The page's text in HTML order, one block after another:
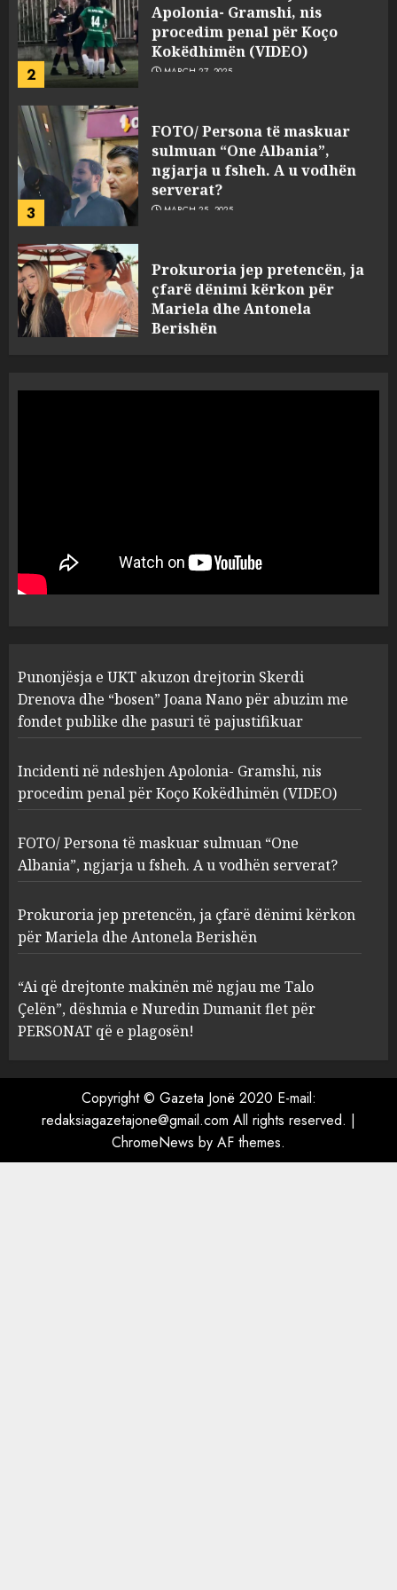
2
procedim penal për Koço
Kokëdhimën (VIDEO)
MARCH 27, 2025
sulmuan “One Albania”,
ngjarja u fsheh. A u vodhën
serverat?
MARCH 25, 2025
4
çfarë dënimi kërkon për
Mariela dhe Antonela
Berishën
MARCH 25, 2025
1
“bosen” Joana Nano për
abuzim me fondet publike dhe
pasuri të pajustifikuar
2
Apolonia- Gramshi, nis
procedim penal për Koço
Kokëdhimën (VIDEO)
MARCH 27, 2025
3
FOTO/ Persona të maskuar
sulmuan “One Albania”,
ngjarja u fsheh. A u vodhën
serverat?
MARCH 25, 2025
4
Prokuroria jep pretencën, ja
çfarë dënimi kërkon për
Berishën
MARCH 25, 2025
ngjau me Talo Çelën”,
dëshmia e Nuredin Dumanit
flet për PERSONAT që e
plagosën!
Punonjësja e UKT akuzon drejtorin Skerdi
Drenova dhe “bosen” Joana Nano për abuzim me
fondet publike dhe pasuri të pajustifikuar
Incidenti në ndeshjen Apolonia- Gramshi, nis
procedim penal për Koço Kokëdhimën (VIDEO)
FOTO/ Persona të maskuar sulmuan “One
Albania”, ngjarja u fsheh. A u vodhën serverat?
Prokuroria jep pretencën, ja çfarë dënimi kërkon
për Mariela dhe Antonela Berishën
“Ai që drejtonte makinën më ngjau me Talo
Çelën”, dëshmia e Nuredin Dumanit flet për
PERSONAT që e plagosën!
Copyright © Gazeta Jonë 2020 E-mail:
redaksiagazetajone@gmail.com All rights reserved. |
ChromeNews by AF themes.